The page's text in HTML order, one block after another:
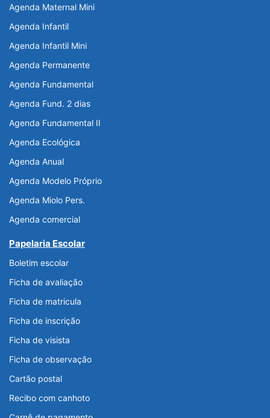
Agenda Maternal Mini
Agenda Infantil
Agenda Infantil Mini
Agenda Permanente
Agenda Fundamental
Agenda Fund. 2 dias
Agenda Fundamental II
Agenda Ecológica
Agenda Anual
Agenda Modelo Próprio
Agenda Miolo Pers.
Agenda comercial
Papelaria Escolar
Boletim escolar
Ficha de avaliação
Ficha de matricula
Ficha de inscrição
Ficha de visista
Ficha de observação
Cartão postal
Recibo com canhoto